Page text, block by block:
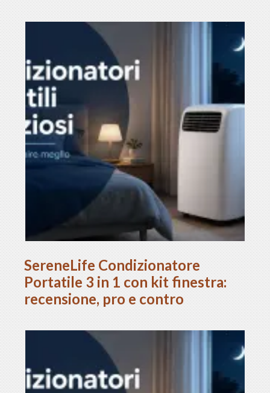
SereneLife Condizionatore
Portatile 3 in 1 con kit finestra:
recensione, pro e contro